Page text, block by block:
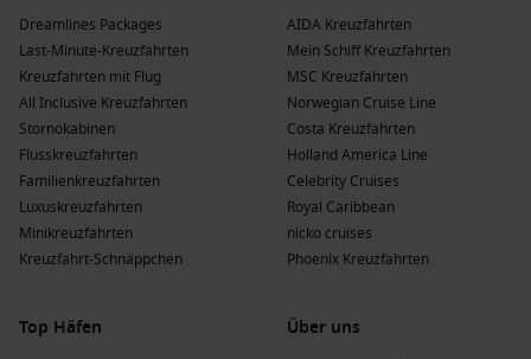
Dreamlines Packages
Last-Minute-Kreuzfahrten
Kreuzfahrten mit Flug
All Inclusive Kreuzfahrten
Stornokabinen
Flusskreuzfahrten
Familienkreuzfahrten
Luxuskreuzfahrten
Minikreuzfahrten
Kreuzfahrt-Schnäppchen
AIDA Kreuzfahrten
Mein Schiff Kreuzfahrten
MSC Kreuzfahrten
Norwegian Cruise Line
Costa Kreuzfahrten
Holland America Line
Celebrity Cruises
Royal Caribbean
nicko cruises
Phoenix Kreuzfahrten
Top Häfen
Über uns